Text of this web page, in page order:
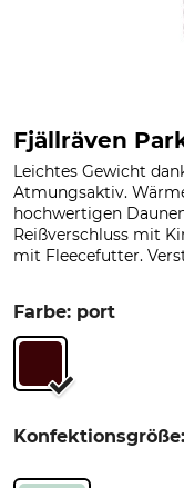
Fjällräven
Leichtes Gewicht
Atmungsaktiv.
hochwertigen
Reißverschluss mit
mit Fleecefutter.
Farbe: port
Konfektionsgröße: